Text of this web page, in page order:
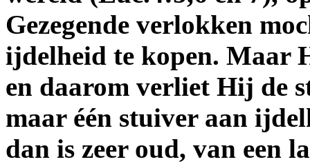
Gezegende verlokken
ijdelheid te kopen. Maar
en daarom verliet Hij de
maar één stuiver aan
dan is zeer oud, van een